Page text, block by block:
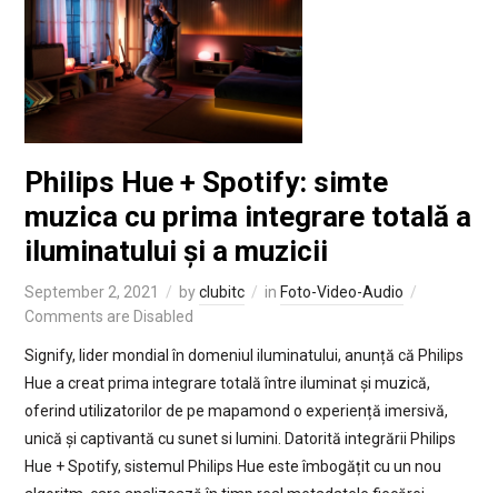
Philips Hue + Spotify: simte
muzica cu prima integrare totală a
iluminatului și a muzicii
September 2, 2021 byclubitc in Foto-Video-Audio
Comments are Disabled
Signify, lider mondial în domeniul iluminatului, anunță că Philips
Hue a creat prima integrare totală între iluminat și muzică,
oferind utilizatorilor de pe mapamond o experiență imersivă,
unică și captivantă cu sunet si lumini. Datorită integrării Philips
Hue + Spotify, sistemul Philips Hue este îmbogățit cu un nou